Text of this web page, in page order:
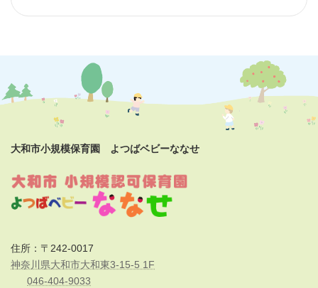
大和市小規模保育園 よつばベビーななせ
住所：〒242-0017
神奈川県大和市大和東3-15-5 1F
046-404-9033